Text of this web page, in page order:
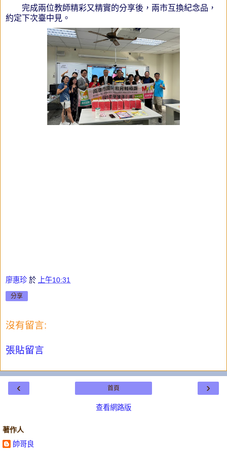
完成兩位教師精彩又精實的分享後，兩市互換紀念品，
約定下次臺中見。
廖惠珍 於 上午10:31
分享
沒有留言:
張貼留言
‹ ›
首頁
查看網路版
著作人
帥哥良